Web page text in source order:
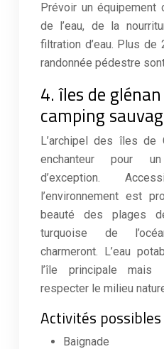
Prévoir un équipement
de l’eau, de la
filtration d’eau. Plus
randonnée pédestre
4. îles de
camping
L’archipel des îles de
enchanteur pour
d’exception.
l’environnement est
beauté des plages
turquoise de
charmeront. L’eau
l’île principale
respecter le milieu
Activités possibles
Baignade